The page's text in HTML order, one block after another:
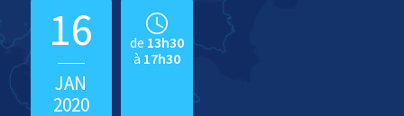
16
JAN
2020
de 13h30
à 17h30